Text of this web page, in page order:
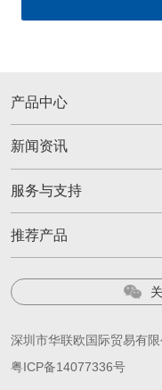
产品中心
新闻资讯
服务与支持
推荐产品
深圳市华联欧国际贸易有
粤ICP备14077336号